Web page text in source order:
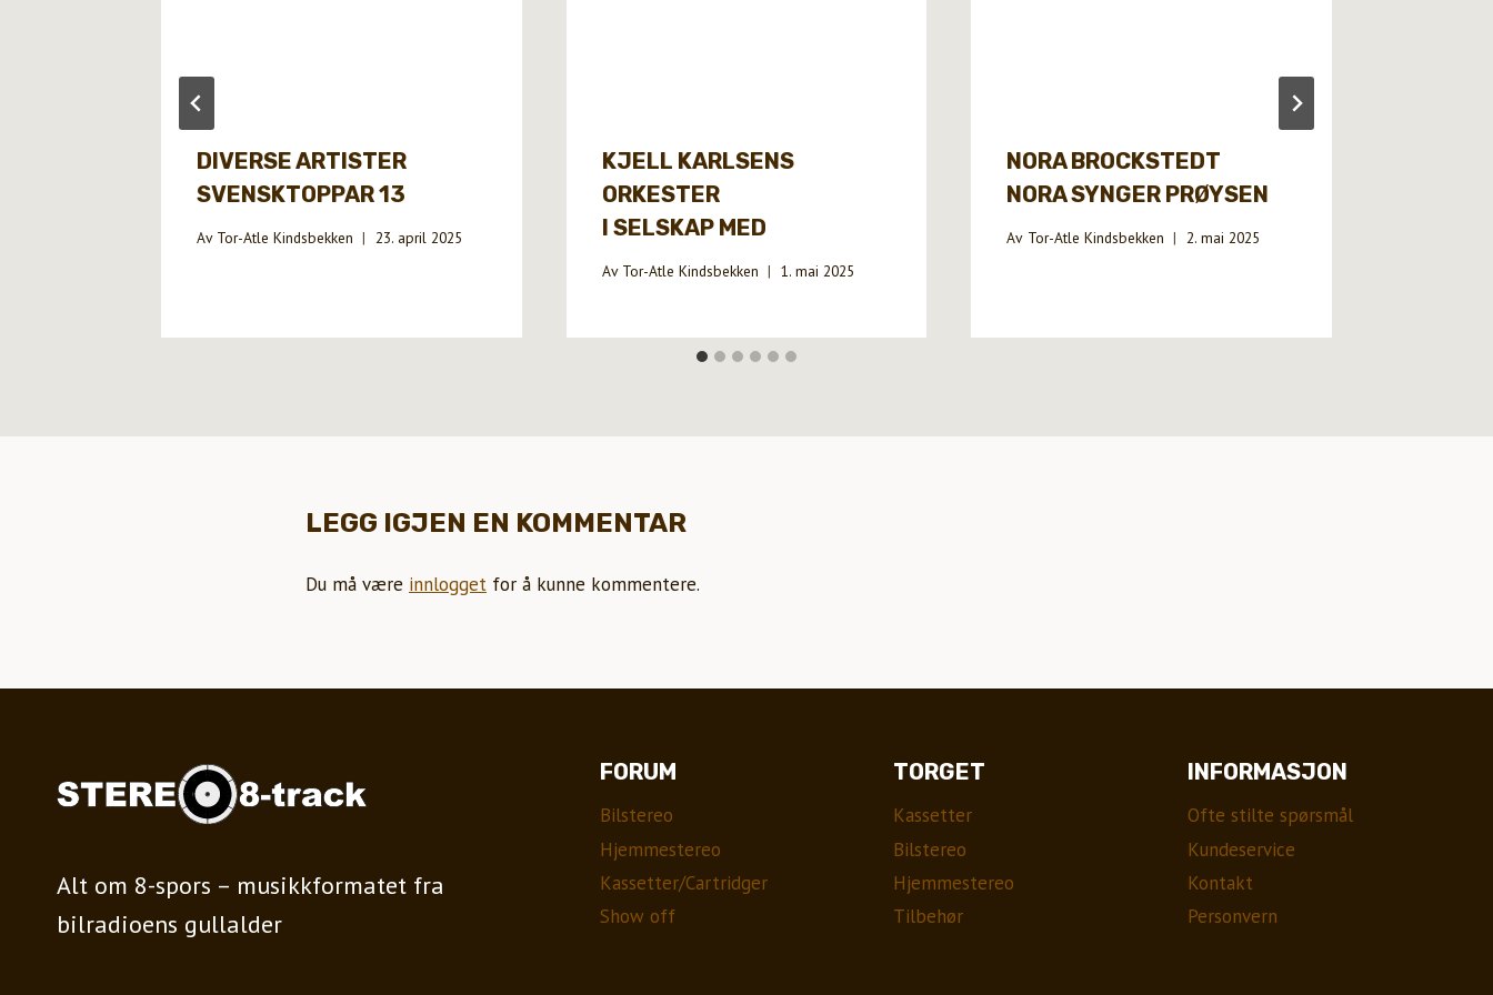
DIVERSE ARTISTER
SVENSKTOPPAR 13
Av Tor-Atle Kindsbekken 23. april 2025
KJELL KARLSENS
ORKESTER
I SELSKAP MED
Av Tor-Atle Kindsbekken 1. mai 2025
NORA BROCKSTEDT
NORA SYNGER PRØYSEN
Av Tor-Atle Kindsbekken 2. mai 2025
LEGG IGJEN EN KOMMENTAR
Du må være innlogget for å kunne kommentere.
Alt om 8-spors – musikkformatet fra
bilradioens gullalder
FORUM
Bilstereo
Hjemmestereo
Kassetter/Cartridger
Show off
TORGET
Kassetter
Bilstereo
Hjemmestereo
Tilbehør
INFORMASJON
Ofte stilte spørsmål
Kundeservice
Kontakt
Personvern